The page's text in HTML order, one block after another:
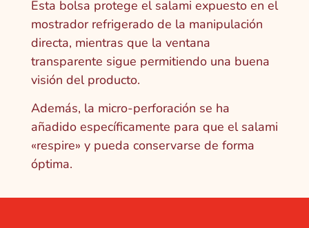
Esta bolsa protege el salami expuesto en el
mostrador refrigerado de la manipulación
directa, mientras que la ventana
transparente sigue permitiendo una buena
visión del producto.
Además, la micro-perforación se ha
añadido específicamente para que el salami
«respire» y pueda conservarse de forma
óptima.